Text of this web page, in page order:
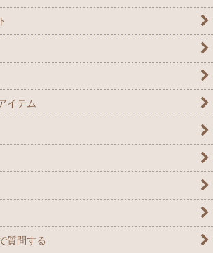
イテム
質問する